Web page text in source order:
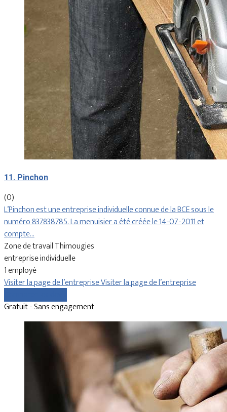
11. Pinchon
(0)
L’Pinchon est une entreprise individuelle connue de la BCE sous le
numéro 837838785. La menuisier a été créée le 14-07-2011 et
compte…
Zone de travail Thimougies
entreprise individuelle
1 employé
Visiter la page de l’entrepriseVisiter la page de l’entreprise
Gratuit - Sans engagement